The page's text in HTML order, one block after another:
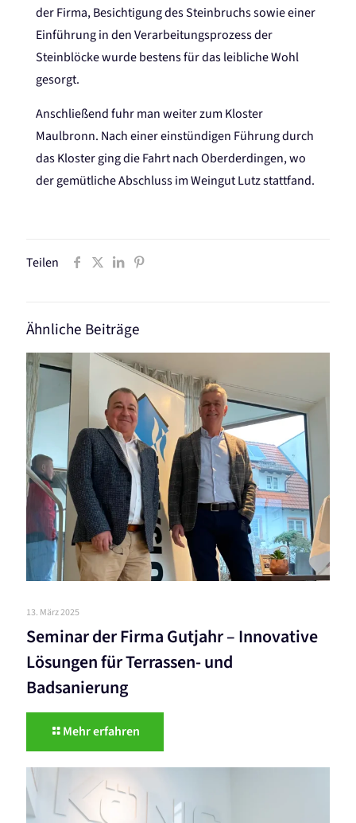
der Firma, Besichtigung des Steinbruchs sowie einer
Einführung in den Verarbeitungsprozess der
Steinblöcke wurde bestens für das leibliche Wohl
gesorgt.
Anschließend fuhr man weiter zum Kloster
Maulbronn. Nach einer einstündigen Führung durch
das Kloster ging die Fahrt nach Oberderdingen, wo
der gemütliche Abschluss im Weingut Lutz stattfand.
Teilen
Ähnliche Beiträge
13. März 2025
Seminar der Firma Gutjahr – Innovative
Lösungen für Terrassen- und
Badsanierung
Mehr erfahren